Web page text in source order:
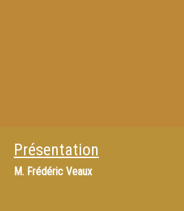
Présentation
M. Frédéric Veaux